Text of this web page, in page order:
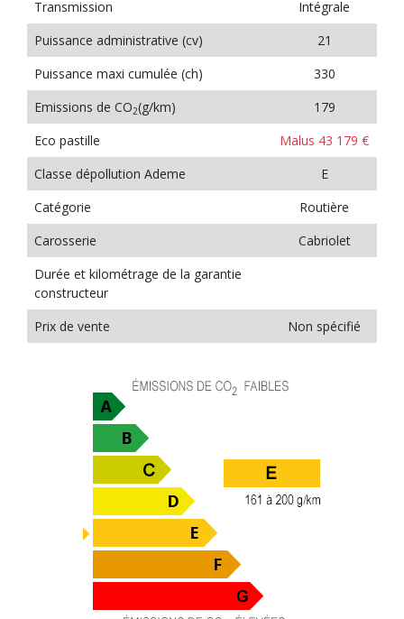
Transmission
Intégrale
Puissance administrative (cv)
21
Puissance maxi cumulée (ch)
330
Emissions de CO2(g/km)
179
Eco pastille
Malus 43 179 €
Classe dépollution Ademe
E
Catégorie
Routière
Carosserie
Cabriolet
Durée et kilométrage de la garantie
constructeur
Prix de vente
Non spécifié